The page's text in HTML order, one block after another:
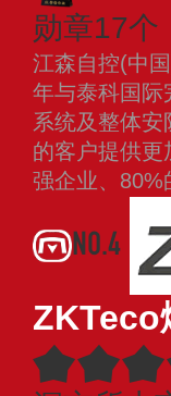
勋章17个
江森自控(中
年与泰科国际
系统及整体
的客户提供
强企业、80%
NO.4
ZKTeco